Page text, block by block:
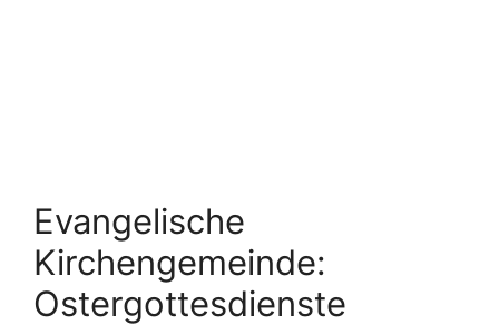
Evangelische
Kirchengemeinde:
Ostergottesdienste